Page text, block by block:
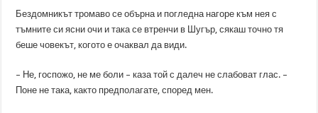
Бездомникът тромаво се обърна и погледна нагоре към нея с
тъмните си ясни очи и така се втренчи в Шугър, сякаш точно тя
беше човекът, когото е очаквал да види.
– Не, госпожо, не ме боли – каза той с далеч не слабоват глас. –
Поне не така, както предполагате, според мен.